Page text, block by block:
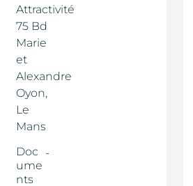
Attractivité
75 Bd
Marie
et
Alexandre
Oyon,
Le
Mans
Doc
ume
nts